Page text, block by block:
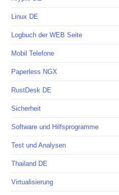
Linux DE
Logbuch der WEB Seite
Mobil Telefone
Paperless NGX
RustDesk DE
Sicherheit
Software und Hilfsprogramme
Test und Analysen
Thailand DE
Virtualisierung